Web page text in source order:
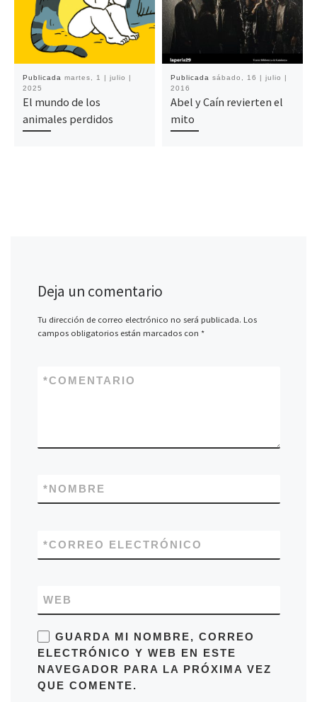
Publicada martes, 1 | julio |
2025
El mundo de los
animales perdidos
Publicada sábado, 16 | julio |
2016
Abel y Caín revierten el
mito
Deja un comentario
Tu dirección de correo electrónico no será publicada. Los
campos obligatorios están marcados con *
COMENTARIO
*
NOMBRE
*
CORREO ELECTRÓNICO
*
WEB
GUARDA MI NOMBRE, CORREO
ELECTRÓNICO Y WEB EN ESTE
NAVEGADOR PARA LA PRÓXIMA VEZ
QUE COMENTE.